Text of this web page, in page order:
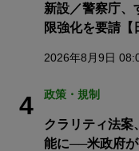
新設／警察庁、
限強化を要請【
2026年8月9日
4 政策・規制
クラリティ法案
能に──米政府